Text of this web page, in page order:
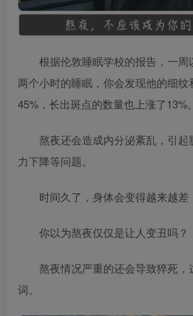
根据伦敦睡眠学校的报告，一
两个小时的睡眠，你会发现他的细
45%，长出斑点的数量也上涨了13%。
熬夜还会造成内分泌紊乱，引
力下降等问题。
时间久了，身体会变得越来越差
你以为熬夜仅仅是让人变丑吗？
熬夜情况严重的还会导致猝死，
词。